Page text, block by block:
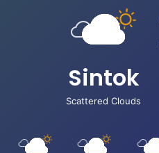
Sintok
Scattered Clouds